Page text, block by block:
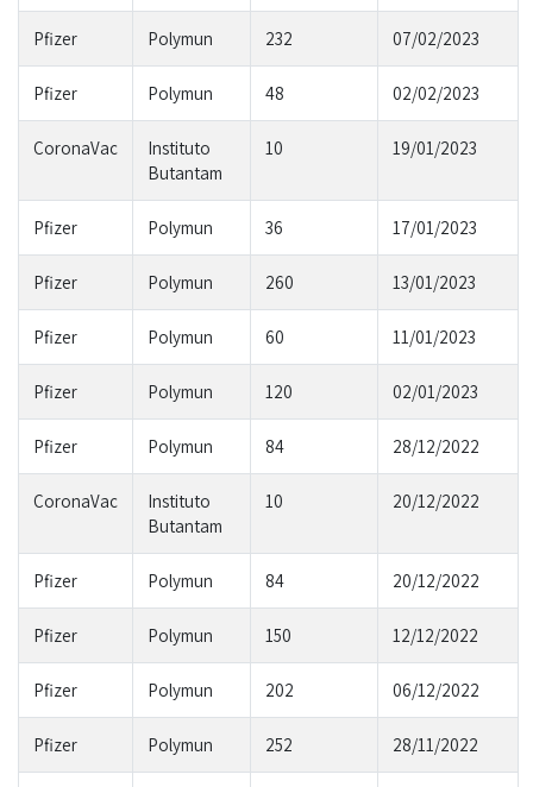
Pfizer Polymun 232 07/02/2023
Pfizer Polymun 48 02/02/2023
CoronaVac
Instituto
Butantam
10 19/01/2023
Pfizer Polymun 36 17/01/2023
Pfizer Polymun 260 13/01/2023
Pfizer Polymun 60 11/01/2023
Pfizer Polymun 120 02/01/2023
Pfizer Polymun 84 28/12/2022
CoronaVac
Instituto
Butantam
10 20/12/2022
Pfizer Polymun 84 20/12/2022
Pfizer Polymun 150 12/12/2022
Pfizer Polymun 202 06/12/2022
Pfizer Polymun 252 28/11/2022